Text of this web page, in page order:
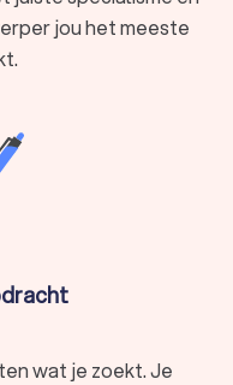
jou het meeste
wat je zoekt. Je